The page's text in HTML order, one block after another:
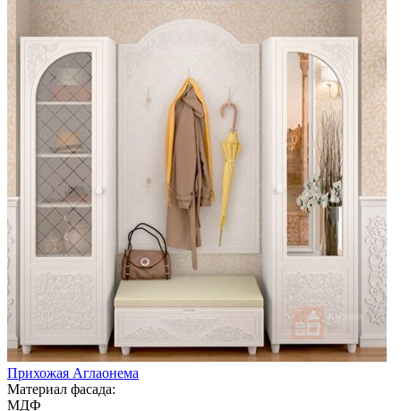
Прихожая Аглаонема
Материал фасада:
МДФ